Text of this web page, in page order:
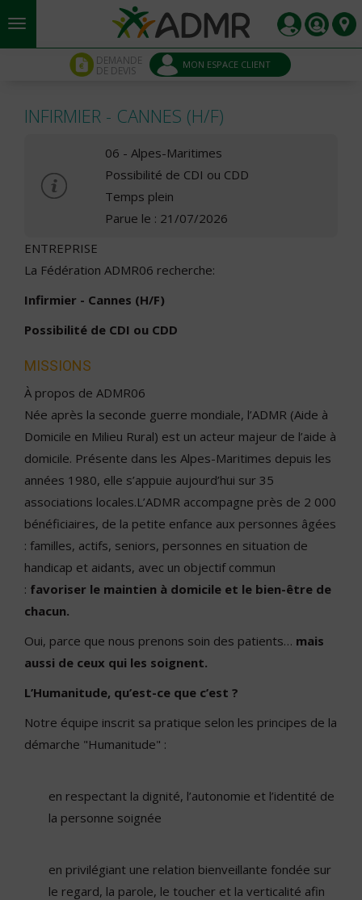
Aller au contenu principal
DEMANDE
DE DEVIS MON ESPACE CLIENT
INFIRMIER - CANNES (H/F)
06 - Alpes-Maritimes
Possibilité de CDI ou CDD
Temps plein
Parue le : 21/07/2026
ENTREPRISE
La Fédération ADMR06 recherche:
Infirmier - Cannes (H/F)
Possibilité de CDI ou CDD
MISSIONS
À propos de ADMR06
Née après la seconde guerre mondiale, l’ADMR (Aide à
Domicile en Milieu Rural) est un acteur majeur de l’aide à
domicile. Présente dans les Alpes-Maritimes depuis les
années 1980, elle s’appuie aujourd’hui sur 35
associations locales.L’ADMR accompagne près de 2 000
bénéficiaires, de la petite enfance aux personnes âgées
: familles, actifs, seniors, personnes en situation de
handicap et aidants, avec un objectif commun
: favoriser le maintien à domicile et le bien-être de
chacun.
Oui, parce que nous prenons soin des patients… mais
aussi de ceux qui les soignent.
L’Humanitude, qu’est-ce que c’est ?
Notre équipe inscrit sa pratique selon les principes de la
démarche "Humanitude" :
en respectant la dignité, l’autonomie et l’identité de
la personne soignée
en privilégiant une relation bienveillante fondée sur
le regard, la parole, le toucher et la verticalité afin
Panneau de gestion des cookies